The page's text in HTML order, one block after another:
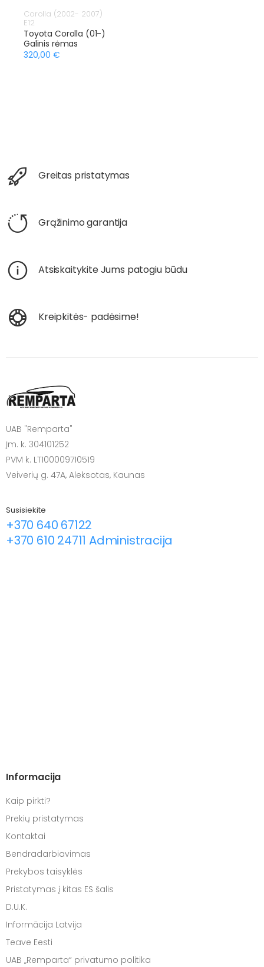
Corolla (2002- 2007)
E12
Toyota Corolla (01-)
Galinis rėmas
320,00 €
Greitas pristatymas
Grąžinimo garantija
Atsiskaitykite Jums patogiu būdu
Kreipkitės- padėsime!
UAB "Remparta"
Įm. k. 304101252
PVM k. LT100009710519
Veiverių g. 47A, Aleksotas, Kaunas
Susisiekite
+370 640 67122
+370 610 24711 Administracija
Informacija
Kaip pirkti?
Prekių pristatymas
Kontaktai
Bendradarbiavimas
Prekybos taisyklės
Pristatymas į kitas ES šalis
D.U.K.
Informācija Latvija
Teave Eesti
UAB „Remparta“ privatumo politika